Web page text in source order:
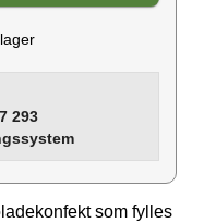
293
som fylles